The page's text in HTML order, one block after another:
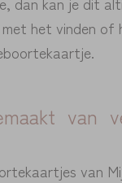
het vinden of
van
van